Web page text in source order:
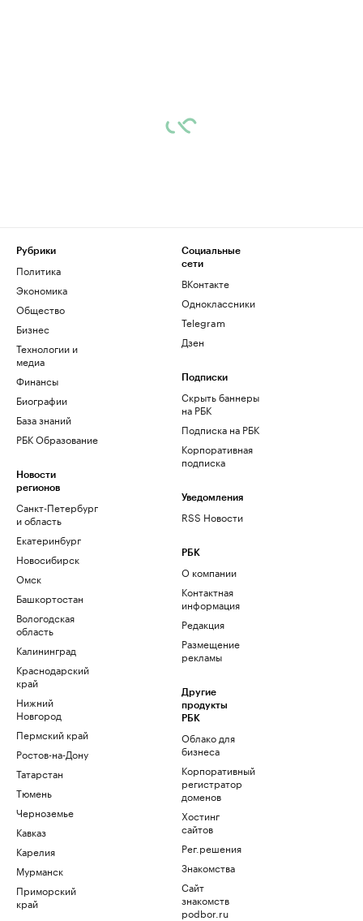
Рубрики
Политика
Экономика
Общество
Бизнес
Технологии и
медиа
Финансы
Биографии
База знаний
РБК Образование
Новости
регионов
Санкт-Петербург
и область
Екатеринбург
Новосибирск
Омск
Башкортостан
Вологодская
область
Калининград
Краснодарский
край
Нижний
Новгород
Пермский край
Ростов-на-Дону
Татарстан
Тюмень
Черноземье
Кавказ
Карелия
Мурманск
Приморский
край
Социальные
сети
ВКонтакте
Одноклассники
Telegram
Дзен
Подписки
Скрыть баннеры
на РБК
Подписка на РБК
Корпоративная
подписка
Уведомления
RSS Новости
РБК
О компании
Контактная
информация
Редакция
Размещение
рекламы
Другие
продукты
РБК
Облако для
бизнеса
Корпоративный
регистратор
доменов
Хостинг
сайтов
Рег.решения
Знакомства
Сайт
знакомств
podbor.ru